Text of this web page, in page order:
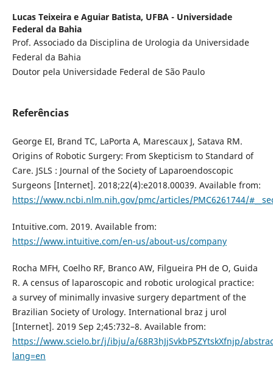
Lucas Teixeira e Aguiar Batista, UFBA - Universidade
Federal da Bahia
Prof. Associado da Disciplina de Urologia da Universidade
Federal da Bahia
Doutor pela Universidade Federal de São Paulo
Referências
George EI, Brand TC, LaPorta A, Marescaux J, Satava RM.
Origins of Robotic Surgery: From Skepticism to Standard of
Care. JSLS : Journal of the Society of Laparoendoscopic
Surgeons [Internet]. 2018;22(4):e2018.00039. Available from:
https://www.ncbi.nlm.nih.gov/pmc/articles/PMC6261744/
Intuitive.com. 2019. Available from:
https://www.intuitive.com/en-us/about-us/company
Rocha MFH, Coelho RF, Branco AW, Filgueira PH de O, Guida
R. A census of laparoscopic and robotic urological practice:
a survey of minimally invasive surgery department of the
Brazilian Society of Urology. International braz j urol
[Internet]. 2019 Sep 2;45:732–8. Available from:
https://www.scielo.br/j/ibju/a/68R3hJjSvkbP5ZYtskXfnjp/
lang=en